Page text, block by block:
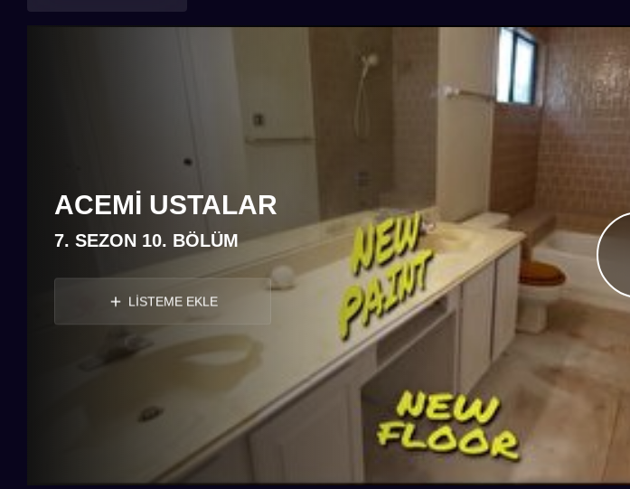
ACEMI USTALAR
7. SEZON 10. BÖLÜM
LİSTEME EKLE